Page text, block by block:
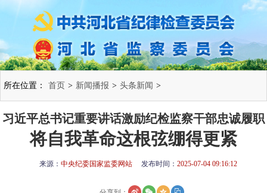
所在位置： 首页 > 新闻播报 > 头条新闻 >
习近平总书记重要讲话激励纪检监察干部忠诚履职
将自我革命这根弦绷得更紧
来源： 中央纪委国家监委网站 发布时间： 2025-07-04 09:16:12